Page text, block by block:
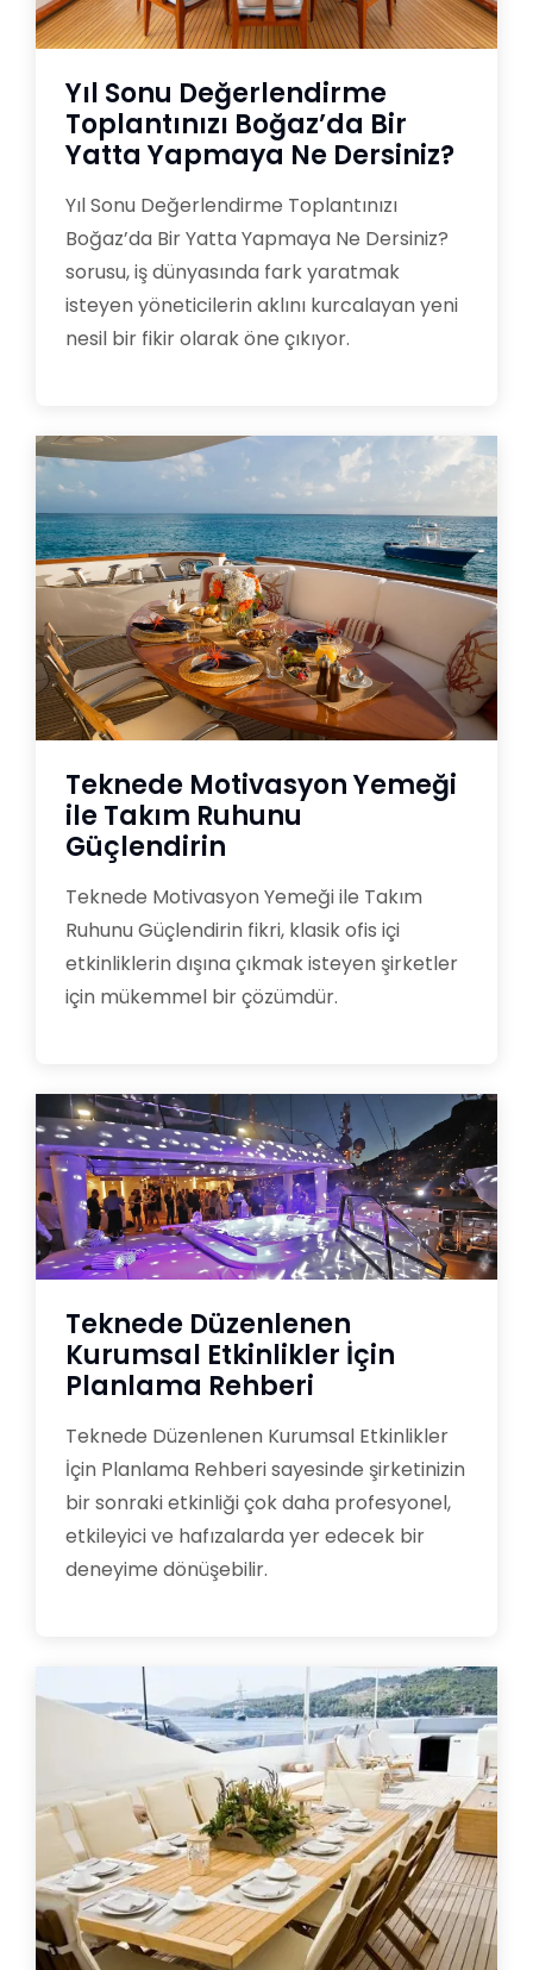
Yıl Sonu Değerlendirme
Toplantınızı Boğaz’da Bir
Yatta Yapmaya Ne Dersiniz?
Yıl Sonu Değerlendirme Toplantınızı
Boğaz’da Bir Yatta Yapmaya Ne Dersiniz?
sorusu, iş dünyasında fark yaratmak
isteyen yöneticilerin aklını kurcalayan yeni
nesil bir fikir olarak öne çıkıyor.
Teknede Motivasyon Yemeği
ile Takım Ruhunu
Güçlendirin
Teknede Motivasyon Yemeği ile Takım
Ruhunu Güçlendirin fikri, klasik ofis içi
etkinliklerin dışına çıkmak isteyen şirketler
için mükemmel bir çözümdür.
Teknede Düzenlenen
Kurumsal Etkinlikler İçin
Planlama Rehberi
Teknede Düzenlenen Kurumsal Etkinlikler
İçin Planlama Rehberi sayesinde şirketinizin
bir sonraki etkinliği çok daha profesyonel,
etkileyici ve hafızalarda yer edecek bir
deneyime dönüşebilir.